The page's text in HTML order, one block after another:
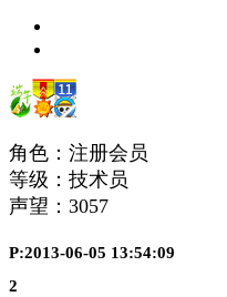
角色：注册会员
等级：技术员
声望： 3057
P:2013-06-05 13:54:09
2